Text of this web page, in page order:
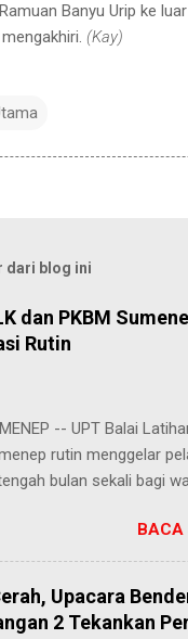
Banyu Urip ke
(Kay)
dari blog ini
dan PKBM
Rutin
-- UPT Balai
rutin menggelar
bulan sekali bagi
Sumenep. Ahad
ini menawarkan
mulai dari
kejuruan lainnya yang
BACA
Upacara
2 Tekankan